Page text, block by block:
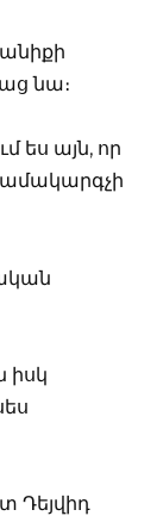
նա։
ես այն, որ
իսկ
Դեյվիդ